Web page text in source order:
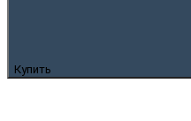
Купить